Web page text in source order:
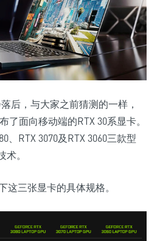
后，与大家之前猜测的一样，
了面向移动端的RTX 30系显卡。
、RTX 3070及RTX 3060三款型
。
这三张显卡的具体规格。